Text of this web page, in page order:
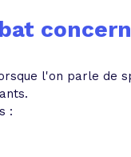
l'on parle de
: